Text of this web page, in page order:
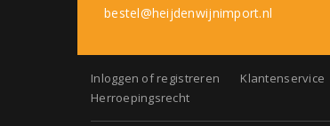
bestel@heijdenwijnimport.nl
Inloggen of registreren Klantenservice
Herroepingsrecht